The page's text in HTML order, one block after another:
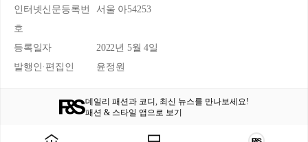
데일리 패션과 코디, 최신 뉴스를 만나보세요!
패션 & 스타일 앱으로 보기
인터넷신문등록번
호
서울 아54253
등록일자
2022년 5월 4일
발행인·편집인
윤정원